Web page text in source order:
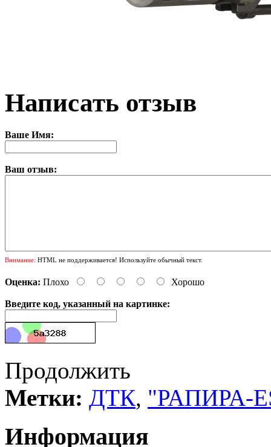
Написать отзыв
Ваше Имя:
Ваш отзыв:
Внимание: HTML не поддерживается! Используйте обычный текст.
Оценка: Плохо Хорошо
Введите код, указанный на картинке:
Продолжить
Метки: ДТК, "РАПИРА-
Информация